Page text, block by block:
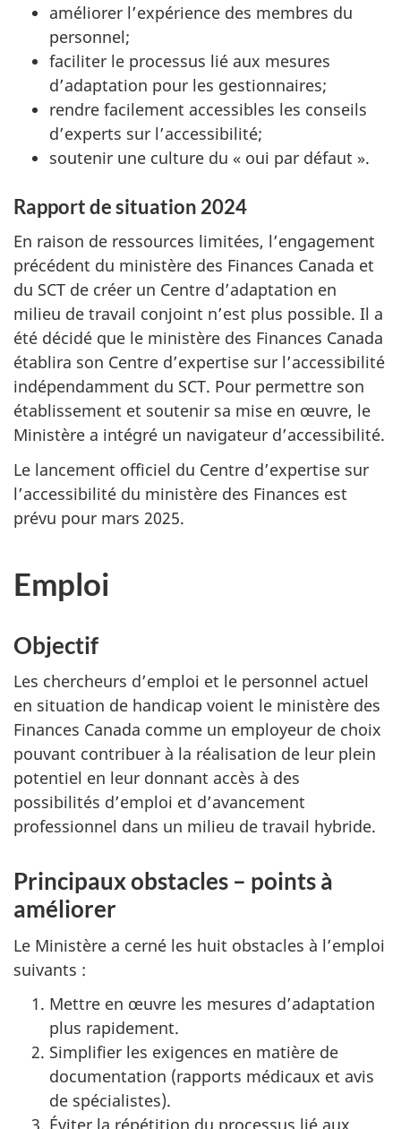
améliorer l’expérience des membres du
personnel;
faciliter le processus lié aux mesures
d’adaptation pour les gestionnaires;
rendre facilement accessibles les conseils
d’experts sur l’accessibilité;
soutenir une culture du « oui par défaut ».
Rapport de situation 2024
En raison de ressources limitées, l’engagement
précédent du ministère des Finances Canada et
du SCT de créer un Centre d’adaptation en
milieu de travail conjoint n’est plus possible. Il a
été décidé que le ministère des Finances Canada
établira son Centre d’expertise sur l’accessibilité
indépendamment du SCT. Pour permettre son
établissement et soutenir sa mise en œuvre, le
Ministère a intégré un navigateur d’accessibilité.
Le lancement officiel du Centre d’expertise sur
l’accessibilité du ministère des Finances est
prévu pour mars 2025.
Emploi
Objectif
Les chercheurs d’emploi et le personnel actuel
en situation de handicap voient le ministère des
Finances Canada comme un employeur de choix
pouvant contribuer à la réalisation de leur plein
potentiel en leur donnant accès à des
possibilités d’emploi et d’avancement
professionnel dans un milieu de travail hybride.
Principaux obstacles – points à
améliorer
Le Ministère a cerné les huit obstacles à l’emploi
suivants :
Mettre en œuvre les mesures d’adaptation
plus rapidement.
Simplifier les exigences en matière de
documentation (rapports médicaux et avis
de spécialistes).